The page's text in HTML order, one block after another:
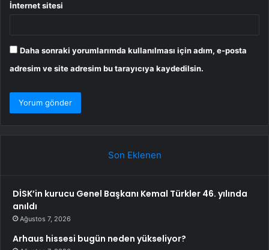
İnternet sitesi
Daha sonraki yorumlarımda kullanılması için adım, e-posta
adresim ve site adresim bu tarayıcıya kaydedilsin.
Son Eklenen
DİSK’in kurucu Genel Başkanı Kemal Türkler 46. yılında
anıldı
Ağustos 7, 2026
Arhaus hissesi bugün neden yükseliyor?